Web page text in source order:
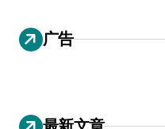
广告